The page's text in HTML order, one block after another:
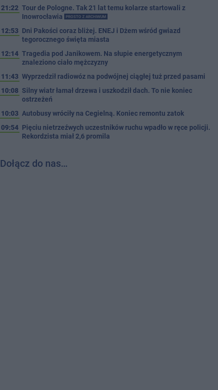
21:22 Tour de Pologne. Tak 21 lat temu kolarze startowali z
Inowrocławia
PROSTO Z ARCHIWUM
12:53 Dni Pakości coraz bliżej. ENEJ i Dżem wśród gwiazd
tegorocznego święta miasta
12:14 Tragedia pod Janikowem. Na słupie energetycznym
znaleziono ciało mężczyzny
11:43 Wyprzedził radiowóz na podwójnej ciągłej tuż przed pasami
10:08 Silny wiatr łamał drzewa i uszkodził dach. To nie koniec
ostrzeżeń
10:03 Autobusy wróciły na Cegielną. Koniec remontu zatok
09:54 Pięciu nietrzeźwych uczestników ruchu wpadło w ręce policji.
Rekordzista miał 2,6 promila
Dołącz do nas…